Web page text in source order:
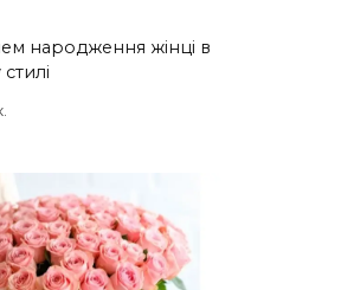
народження жінці в